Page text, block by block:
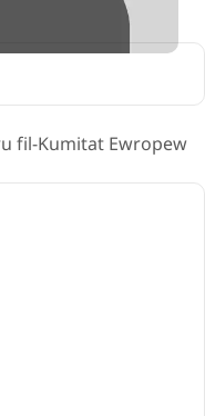
fil-Kumitat Ewropew